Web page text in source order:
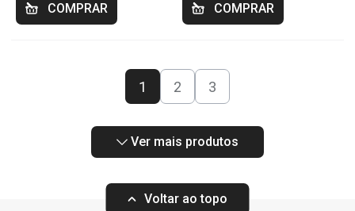
COMPRAR COMPRAR
1 2 3
Ver mais produtos
Voltar ao topo